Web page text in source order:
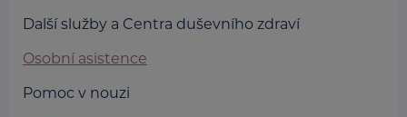
Další služby a Centra duševního zdraví
Osobní asistence
Pomoc v nouzi